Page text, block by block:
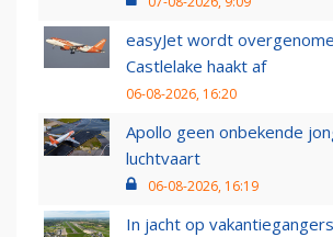
easyJet wordt
Castlelake haakt af
06-08-2026, 16:20
Apollo geen onbekende
luchtvaart
06-08-2026, 16:19
In jacht op